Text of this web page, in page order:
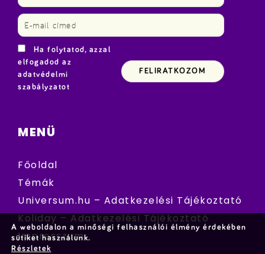
Ha folytatod, azzal
elfogadod az
adatvédelmi
szabályzatot
MENÜ
Főoldal
Témák
Universum.hu – Adatkezelési Tájékoztató
Koliday – Adatkezelési Tájékoztató
Impresszum
A weboldalon a minőségi felhasználói élmény érdekében
sütiket használunk.
Részletek